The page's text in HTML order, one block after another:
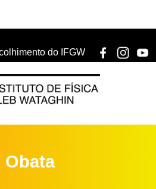
do IFGW
Obata